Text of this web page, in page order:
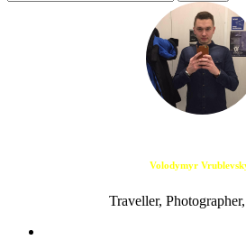
Volodymyr
Traveller,